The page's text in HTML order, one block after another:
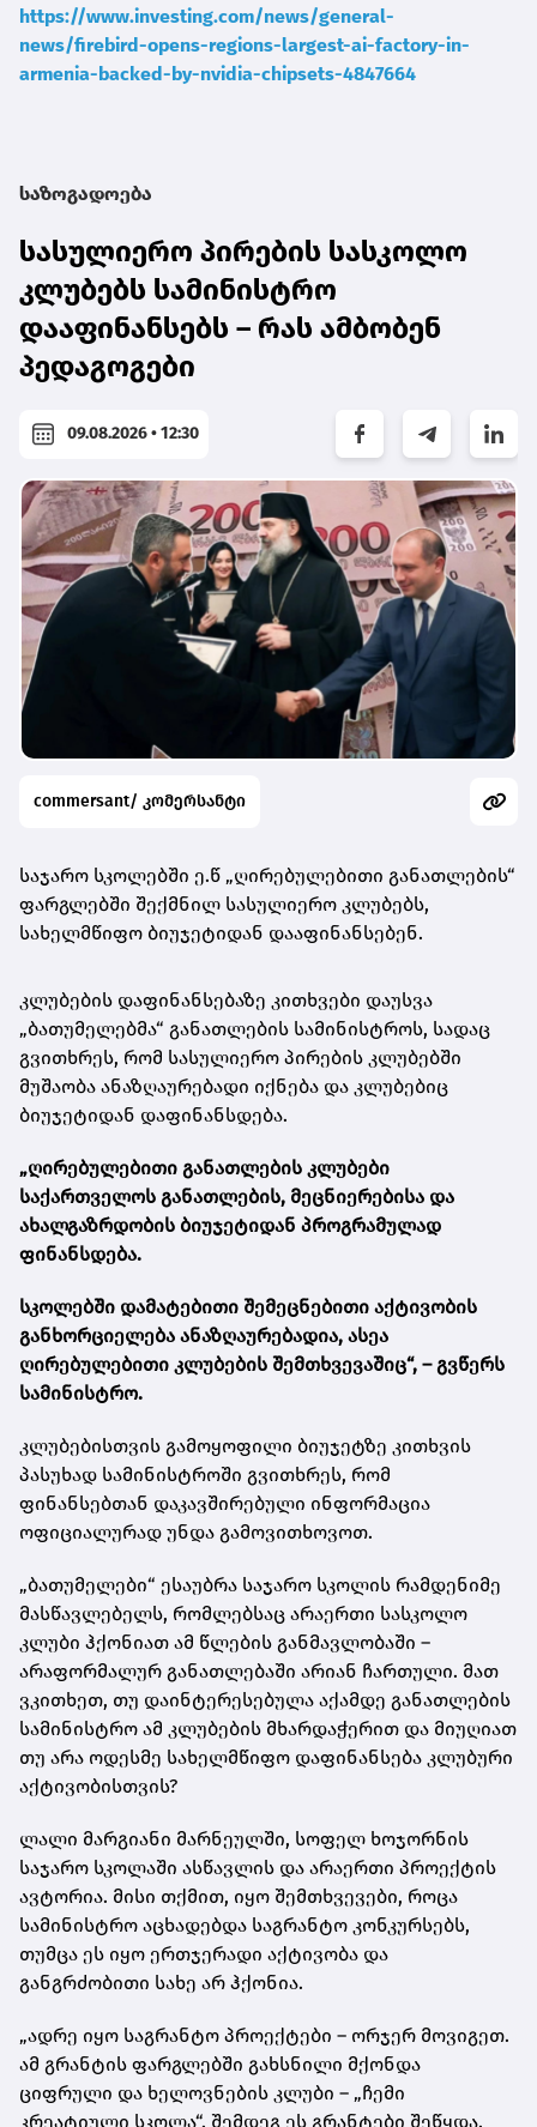
https://www.investing.com/news/general-
news/firebird-opens-regions-largest-ai-factory-in-
armenia-backed-by-nvidia-chipsets-4847664
საზოგადოება
სასულიერო პირების სასკოლო
კლუბებს სამინისტრო
დააფინანსებს – რას ამბობენ
პედაგოგები
09.08.2026 • 12:30
commersant/ კომერსანტი
საჯარო სკოლებში ე.წ „ღირებულებითი განათლების“
ფარგლებში შექმნილ სასულიერო კლუბებს,
სახელმწიფო ბიუჯეტიდან დააფინანსებენ.
კლუბების დაფინანსებაზე კითხვები დაუსვა
„ბათუმელებმა“ განათლების სამინისტროს, სადაც
გვითხრეს, რომ სასულიერო პირების კლუბებში
მუშაობა ანაზღაურებადი იქნება და კლუბებიც
ბიუჯეტიდან დაფინანსდება.
„ღირებულებითი განათლების კლუბები
საქართველოს განათლების, მეცნიერებისა და
ახალგაზრდობის ბიუჯეტიდან პროგრამულად
ფინანსდება.
სკოლებში დამატებითი შემეცნებითი აქტივობის
განხორციელება ანაზღაურებადია, ასეა
ღირებულებითი კლუბების შემთხვევაშიც“, – გვწერს
სამინისტრო.
კლუბებისთვის გამოყოფილი ბიუჯეტზე კითხვის
პასუხად სამინისტროში გვითხრეს, რომ
ფინანსებთან დაკავშირებული ინფორმაცია
ოფიციალურად უნდა გამოვითხოვოთ.
„ბათუმელები“ ესაუბრა საჯარო სკოლის რამდენიმე
მასწავლებელს, რომლებსაც არაერთი სასკოლო
კლუბი ჰქონიათ ამ წლების განმავლობაში –
არაფორმალურ განათლებაში არიან ჩართული. მათ
ვკითხეთ, თუ დაინტერესებულა აქამდე განათლების
სამინისტრო ამ კლუბების მხარდაჭერით და მიუღიათ
თუ არა ოდესმე სახელმწიფო დაფინანსება კლუბური
აქტივობისთვის?
ლალი მარგიანი მარნეულში, სოფელ ხოჯორნის
საჯარო სკოლაში ასწავლის და არაერთი პროექტის
ავტორია. მისი თქმით, იყო შემთხვევები, როცა
სამინისტრო აცხადებდა საგრანტო კონკურსებს,
თუმცა ეს იყო ერთჯერადი აქტივობა და
განგრძობითი სახე არ ჰქონია.
„ადრე იყო საგრანტო პროექტები – ორჯერ მოვიგეთ.
ამ გრანტის ფარგლებში გახსნილი მქონდა
ციფრული და ხელოვნების კლუბი – „ჩემი
კრეატიული სკოლა“. შემდეგ ეს გრანტები შეწყდა.